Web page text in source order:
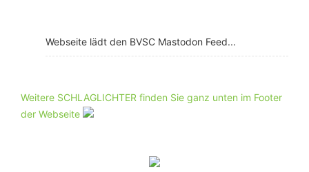
Webseite lädt den BVSC Mastodon Feed...
Weitere SCHLAGLICHTER finden Sie ganz unten im Footer
der Webseite